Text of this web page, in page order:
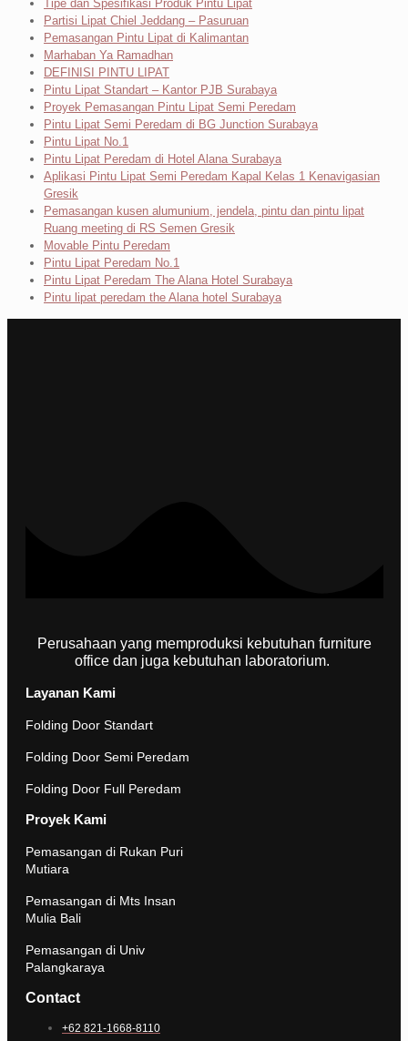
Tipe dan Spesifikasi Produk Pintu Lipat
Partisi Lipat Chiel Jeddang – Pasuruan
Pemasangan Pintu Lipat di Kalimantan
Marhaban Ya Ramadhan
DEFINISI PINTU LIPAT
Pintu Lipat Standart – Kantor PJB Surabaya
Proyek Pemasangan Pintu Lipat Semi Peredam
Pintu Lipat Semi Peredam di BG Junction Surabaya
Pintu Lipat No.1
Pintu Lipat Peredam di Hotel Alana Surabaya
Aplikasi Pintu Lipat Semi Peredam Kapal Kelas 1 Kenavigasian
Gresik
Pemasangan kusen alumunium, jendela, pintu dan pintu lipat
Ruang meeting di RS Semen Gresik
Movable Pintu Peredam
Pintu Lipat Peredam No.1
Pintu Lipat Peredam The Alana Hotel Surabaya
Pintu lipat peredam the Alana hotel Surabaya
Perusahaan yang memproduksi kebutuhan furniture
office dan juga kebutuhan laboratorium.
Layanan Kami
Folding Door Standart
Folding Door Semi Peredam
Folding Door Full Peredam
Proyek Kami
Pemasangan di Rukan Puri
Mutiara
Pemasangan di Mts Insan
Mulia Bali
Pemasangan di Univ
Palangkaraya
Contact
+62 821-1668-8110